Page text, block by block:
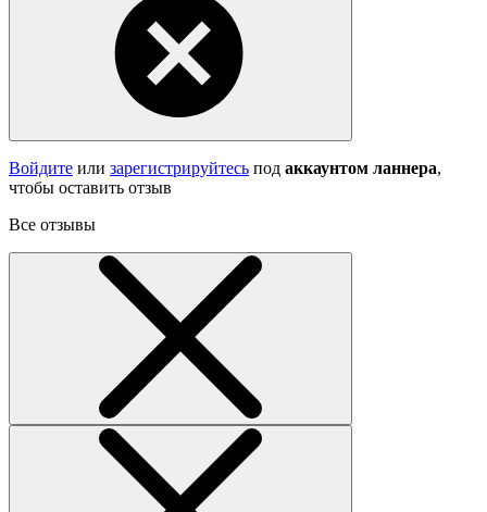
Войдите или зарегистрируйтесь под аккаунтом ланнера,
чтобы оставить отзыв
Все отзывы